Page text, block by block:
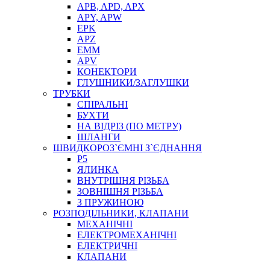
APB, APD, APX
APY, APW
EPK
APZ
EMM
APV
КОНЕКТОРИ
ГЛУШНИКИ/ЗАГЛУШКИ
ТРУБКИ
СПІРАЛЬНІ
БУХТИ
НА ВІДРІЗ (ПО МЕТРУ)
ШЛАНГИ
ШВИДКОРОЗ`ЄМНІ З`ЄДНАННЯ
P5
ЯЛИНКА
ВНУТРІШНЯ РІЗЬБА
ЗОВНІШНЯ РІЗЬБА
З ПРУЖИНОЮ
РОЗПОДІЛЬНИКИ, КЛАПАНИ
МЕХАНІЧНІ
ЕЛЕКТРОМЕХАНІЧНІ
ЕЛЕКТРИЧНІ
КЛАПАНИ